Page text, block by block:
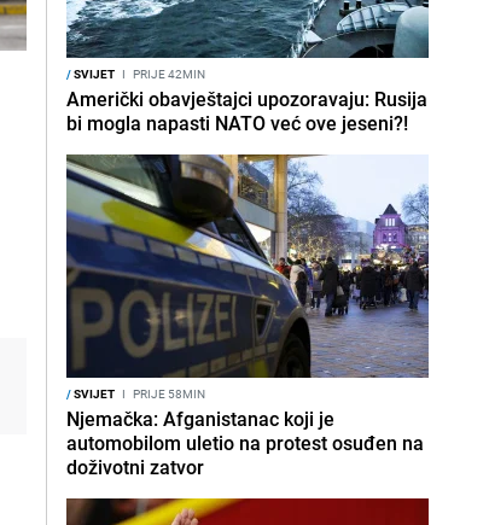
/SVIJET I PRIJE 42MIN
Američki obavještajci upozoravaju: Rusija
bi mogla napasti NATO već ove jeseni?!
/SVIJET I PRIJE 58MIN
Njemačka: Afganistanac koji je
automobilom uletio na protest osuđen na
doživotni zatvor